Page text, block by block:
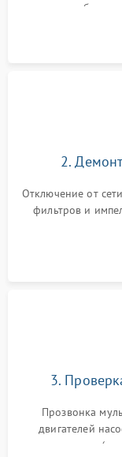
жалоб на
2.
Отключение от
фильтров и
3.
Прозвонка
двигателей
прессостата